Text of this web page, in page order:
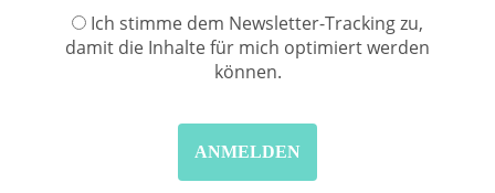
Ich stimme dem Newsletter-Tracking zu,
damit die Inhalte für mich optimiert werden
können.